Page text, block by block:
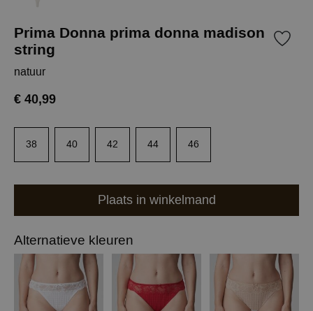
Prima Donna prima donna madison
string
natuur
€ 40,99
38 40 42 44 46
Plaats in winkelmand
Alternatieve kleuren